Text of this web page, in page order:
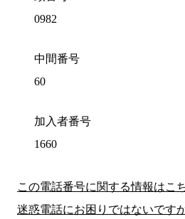
0982
中間番号
60
加入者番号
1660
この電話番号に関する情報はこ
迷惑電話にお困りではないです